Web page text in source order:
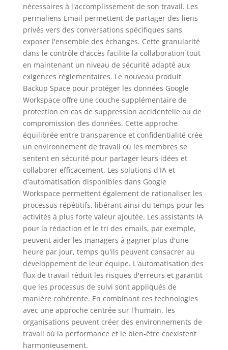
nécessaires à l'accomplissement de son travail. Les
permaliens Email permettent de partager des liens
privés vers des conversations spécifiques sans
exposer l'ensemble des échanges. Cette granularité
dans le contrôle d'accès facilite la collaboration tout
en maintenant un niveau de sécurité adapté aux
exigences réglementaires. Le nouveau produit
Backup Space pour protéger les données Google
Workspace offre une couche supplémentaire de
protection en cas de suppression accidentelle ou de
compromission des données. Cette approche
équilibrée entre transparence et confidentialité crée
un environnement de travail où les membres se
sentent en sécurité pour partager leurs idées et
collaborer efficacement. Les solutions d'IA et
d'automatisation disponibles dans Google
Workspace permettent également de rationaliser les
processus répétitifs, libérant ainsi du temps pour les
activités à plus forte valeur ajoutée. Les assistants IA
pour la rédaction et le tri des emails, par exemple,
peuvent aider les managers à gagner plus d'une
heure par jour, temps qu'ils peuvent consacrer au
développement de leur équipe. L'automatisation des
flux de travail réduit les risques d'erreurs et garantit
que les processus de suivi sont appliqués de
manière cohérente. En combinant ces technologies
avec une approche centrée sur l'humain, les
organisations peuvent créer des environnements de
travail où la performance et le bien-être coexistent
harmonieusement.